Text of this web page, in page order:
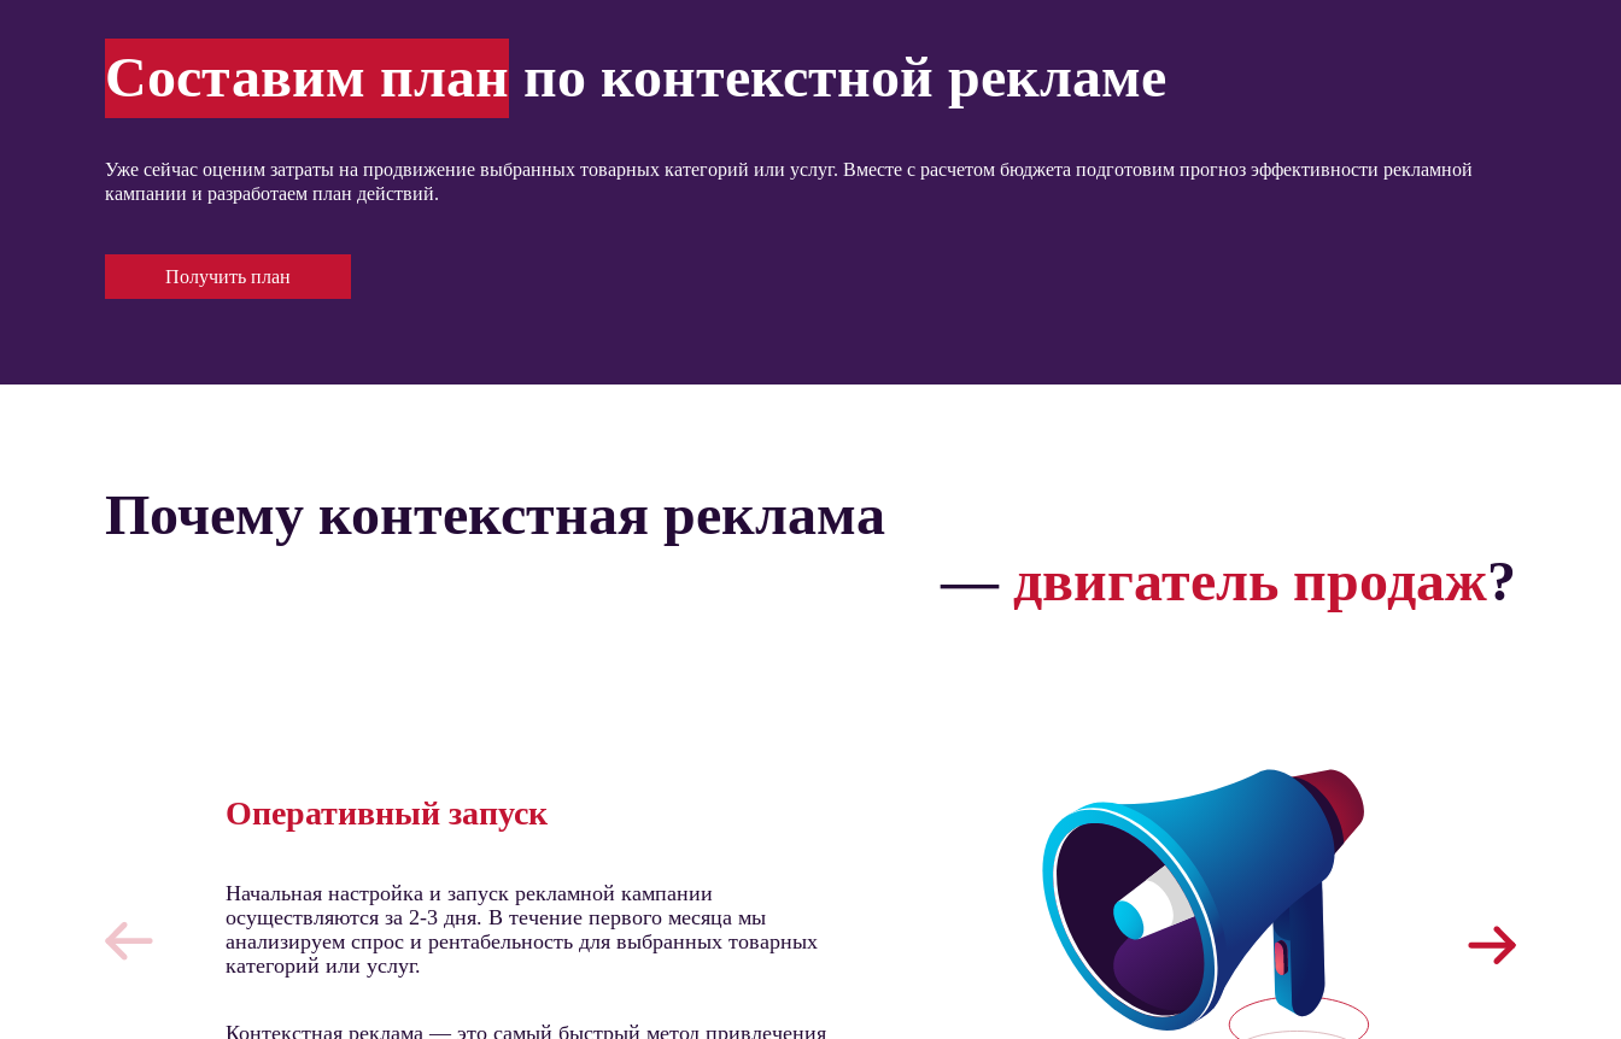
Составим план по контекстной рекламе
Уже сейчас оценим затраты на продвижение выбранных товарных категорий или услуг. Вместе с расчетом бюджета подготовим прогноз эффективности рекламной
кампании и разработаем план действий.
Получить план
Почему контекстная реклама
— двигатель продаж?
Оперативный запуск
Начальная настройка и запуск рекламной кампании
осуществляются за 2-3 дня. В течение первого месяца мы
анализируем спрос и рентабельность для выбранных товарных
категорий или услуг.
Контекстная реклама — это самый быстрый метод привлечения